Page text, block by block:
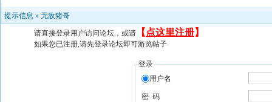
提示信息 » 无敌猪哥
请直接登录用户访问论坛，或请 【 点这里注册】
如果您已注册,请先登录论坛即可游览帖子
登录
用户名
密 码